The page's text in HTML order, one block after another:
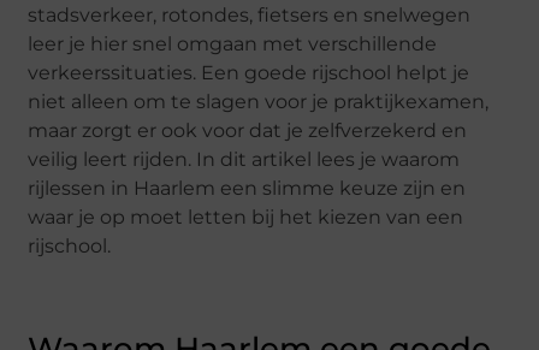
stadsverkeer, rotondes, fietsers en snelwegen
leer je hier snel omgaan met verschillende
verkeerssituaties. Een goede rijschool helpt je
niet alleen om te slagen voor je praktijkexamen,
maar zorgt er ook voor dat je zelfverzekerd en
veilig leert rijden. In dit artikel lees je waarom
rijlessen in Haarlem een slimme keuze zijn en
waar je op moet letten bij het kiezen van een
rijschool.